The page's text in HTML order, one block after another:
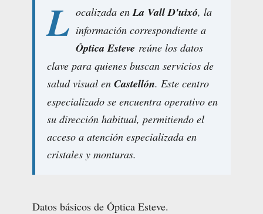
L ocalizada enLa Vall D'uixó, la
información correspondiente a
Óptica Esteve reúne los datos
clave para quienes buscan servicios de
salud visual en Castellón. Este centro
especializado se encuentra operativo en
su dirección habitual, permitiendo el
acceso a atención especializada en
cristales y monturas.
Datos básicos de Óptica Esteve.